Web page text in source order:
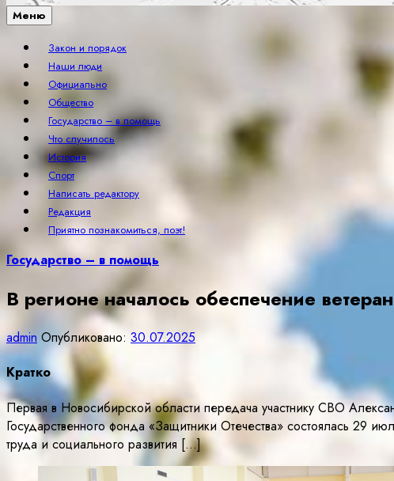
Меню
Закон и порядок
Наши люди
Официально
Общество
Государство – в помощь
Что случилось
История
Спорт
Написать редактору
Редакция
Приятно познакомиться, поэт!
Государство – в помощь
В регионе началось обеспечение
admin Опубликовано: 30.07.2025
Кратко
Первая в Новосибирской области передача участнику СВО
Государственного фонда «Защитники Отечества» состоялась 29
труда и социального развития […]